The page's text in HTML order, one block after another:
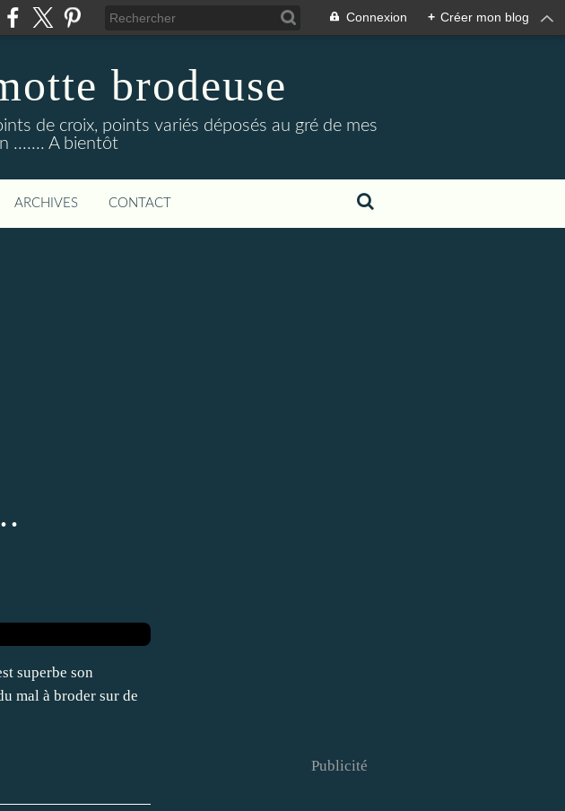
Connexion + Créer mon blog
brodeuse
de croix, points variés déposés au gré de mes
....... A bientôt
ARCHIVES CONTACT
superbe son
mal à broder sur de
Publicité